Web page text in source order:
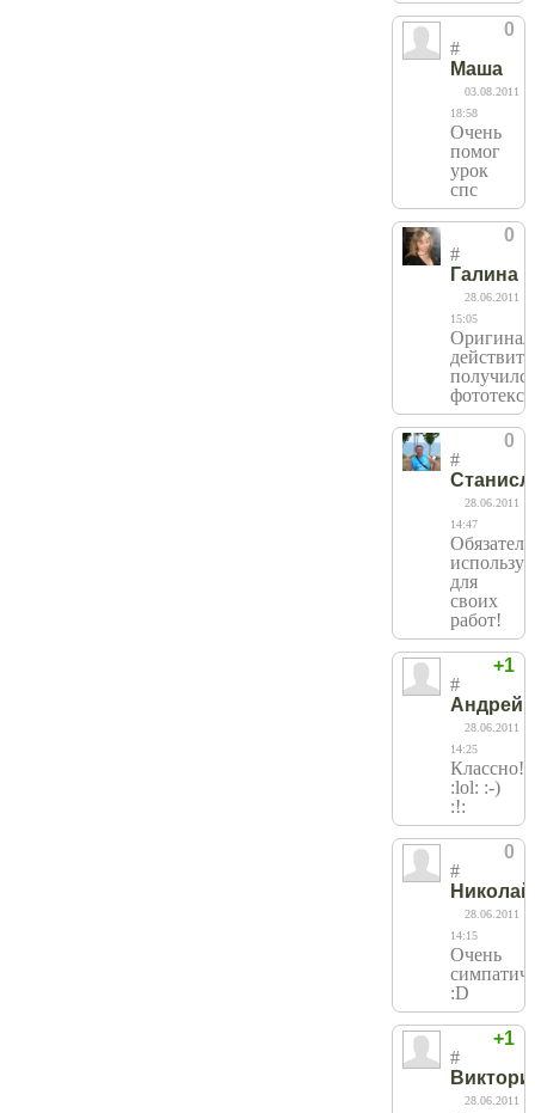
0
#
Маша
03.08.2011
18:58
Очень
помог
урок
спс
0
#
Галина
28.06.2011
15:05
получился
фототекст.
0
#
28.06.2011
14:47
для
своих
работ!
+1
#
Андрей
28.06.2011
14:25
Классно!
:lol: :-)
:!:
0
#
Николай
28.06.2011
14:15
Очень
:D
+1
#
28.06.2011